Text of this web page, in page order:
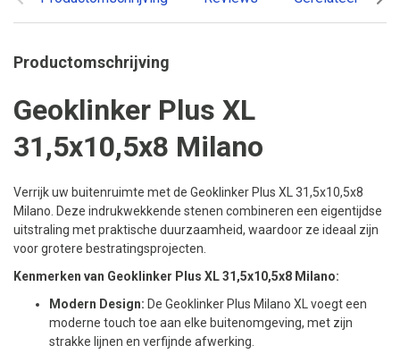
Productomschrijving
Geoklinker Plus XL
31,5x10,5x8 Milano
Verrijk uw buitenruimte met de Geoklinker Plus XL 31,5x10,5x8
Milano. Deze indrukwekkende stenen combineren een eigentijdse
uitstraling met praktische duurzaamheid, waardoor ze ideaal zijn
voor grotere bestratingsprojecten.
Kenmerken van Geoklinker Plus XL 31,5x10,5x8 Milano:
Modern Design: De Geoklinker Plus Milano XL voegt een
moderne touch toe aan elke buitenomgeving, met zijn
strakke lijnen en verfijnde afwerking.